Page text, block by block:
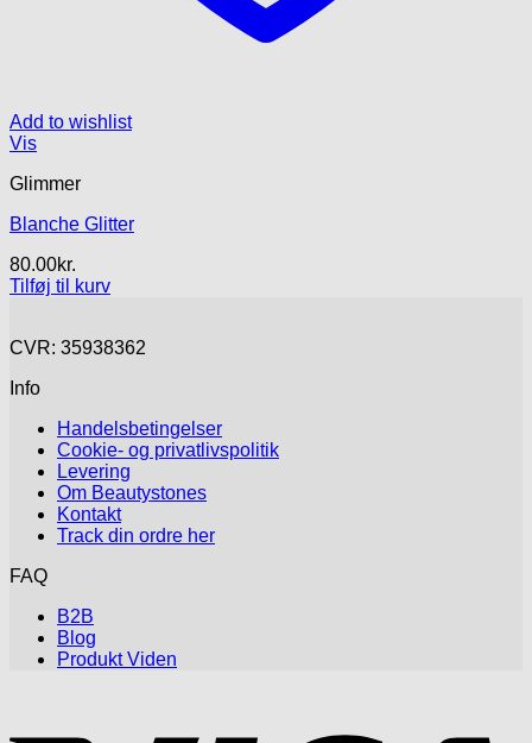
Add to wishlist
Vis
Glimmer
Blanche Glitter
80.00kr.
Tilføj til kurv
CVR: 35938362
Info
Handelsbetingelser
Cookie- og privatlivspolitik
Levering
Om Beautystones
Kontakt
Track din ordre her
FAQ
B2B
Blog
Produkt Viden